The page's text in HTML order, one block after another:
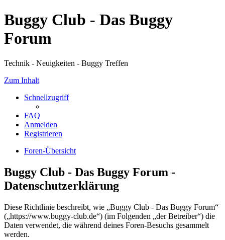
Buggy Club - Das Buggy
Forum
Technik - Neuigkeiten - Buggy Treffen
Zum Inhalt
Schnellzugriff
FAQ
Anmelden
Registrieren
Foren-Übersicht
Buggy Club - Das Buggy Forum -
Datenschutzerklärung
Diese Richtlinie beschreibt, wie „Buggy Club - Das Buggy Forum“
(„https://www.buggy-club.de“) (im Folgenden „der Betreiber“) die
Daten verwendet, die während deines Foren-Besuchs gesammelt
werden.